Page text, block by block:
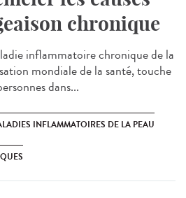
chronique
inflammatoire chronique de la
mondiale de la santé, touche
dans...
INFLAMMATOIRES DE LA PEAU